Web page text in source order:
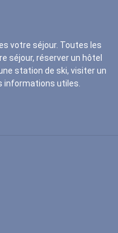
votre séjour. Toutes les
séjour, réserver un hôtel
station de ski, visiter un
informations utiles.